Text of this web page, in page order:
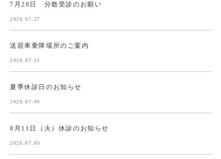
7月28日 分散受診のお願い
2026.07.27
送迎車乗降場所のご案内
2026.07.21
夏季休診日のお知らせ
2026.07.09
8月11日（火）休診のお知らせ
2026.07.09